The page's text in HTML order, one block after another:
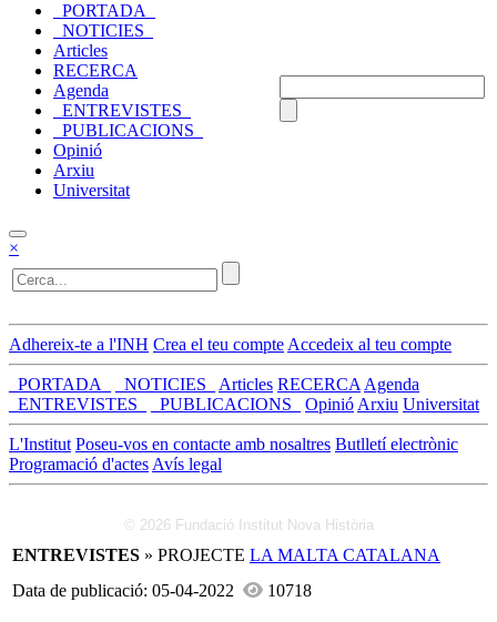
_PORTADA_
_NOTICIES_
Articles
RECERCA
Agenda
_ENTREVISTES_
_PUBLICACIONS_
Opinió
Arxiu
Universitat
×
Adhereix-te a l'INH Crea el teu compte Accedeix al teu compte
_PORTADA_ _NOTICIES_ Articles RECERCA Agenda
_ENTREVISTES_
_PUBLICACIONS_ Opinió Arxiu Universitat
L'Institut Poseu-vos en contacte amb nosaltres Butlletí electrònic
Programació d'actes Avís legal
© 2026 Fundació Institut Nova Història
ENTREVISTES » PROJECTE LA MALTA CATALANA
Data de publicació: 05-04-2022
10718